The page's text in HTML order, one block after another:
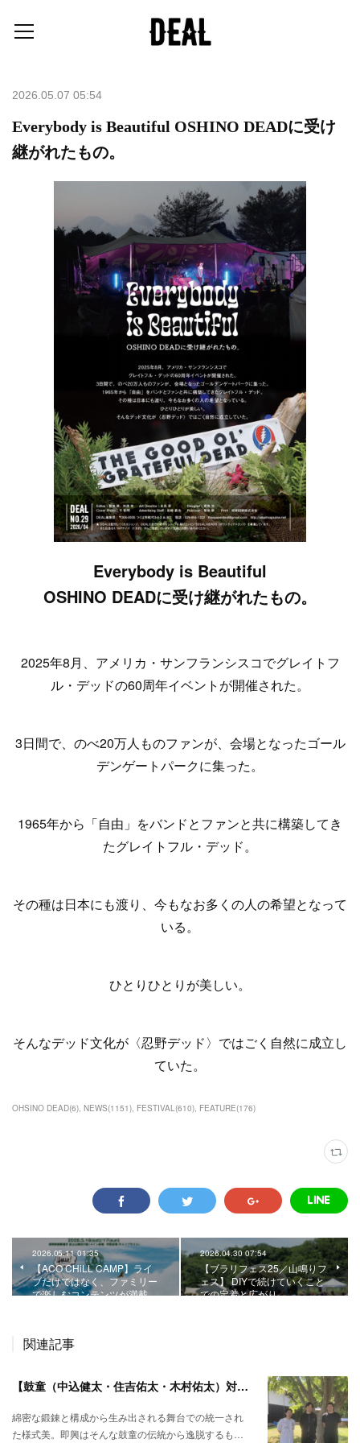
2026.05.07 05:54
Everybody is Beautiful OSHINO DEADに受け
継がれたもの。
Everybody is Beautiful
OSHINO DEADに受け継がれたもの。
2025年8月、アメリカ・サンフランシスコでグレイトフ
ル・デッドの60周年イベントが開催された。
3日間で、のべ20万人ものファンが、会場となったゴール
デンゲートパークに集った。
1965年から「自由」をバンドとファンと共に構築してき
たグレイトフル・デッド。
その種は日本にも渡り、今もなお多くの人の希望となって
いる。
ひとりひとりが美しい。
そんなデッド文化が〈忍野デッド〉ではごく自然に成立し
ていた。
OHSINO DEAD(6) NEWS(1151) FESTIVAL (610) FEATURE(176)
2026.05.11 01:35
【ACO CHiLL CAMP】ライ
ブだけではなく、ファミリー
で楽しむコンテンツが満載。
2026.04.30 07:54
【ブラリフェス25／山鳴りフ
ェス】 DIYで続けていくこと
での定着と広がり。
関連記事
【鼓童（中込健太・住吉佑太・木村佑太）対談】即興で得られる新たな感覚。
綿密な鍛錬と構成から生み出される舞台での統一され
た様式美。即興はそんな鼓童の伝統から逸脱するも…